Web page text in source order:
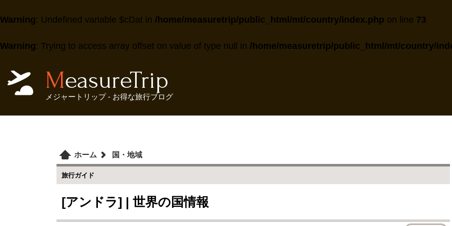
Warning: Undefined variable $cDat in /home/measuretrip/public_html/mt/country/index.php on line 73
Warning: Trying to access array offset on value of type null in /home/measuretrip/public_html/mt/country/
MeasureTrip
メジャートリップ - お得な旅行ブログ
ホーム 国・地域
旅行ガイド
[アンドラ] | 世界の国情報